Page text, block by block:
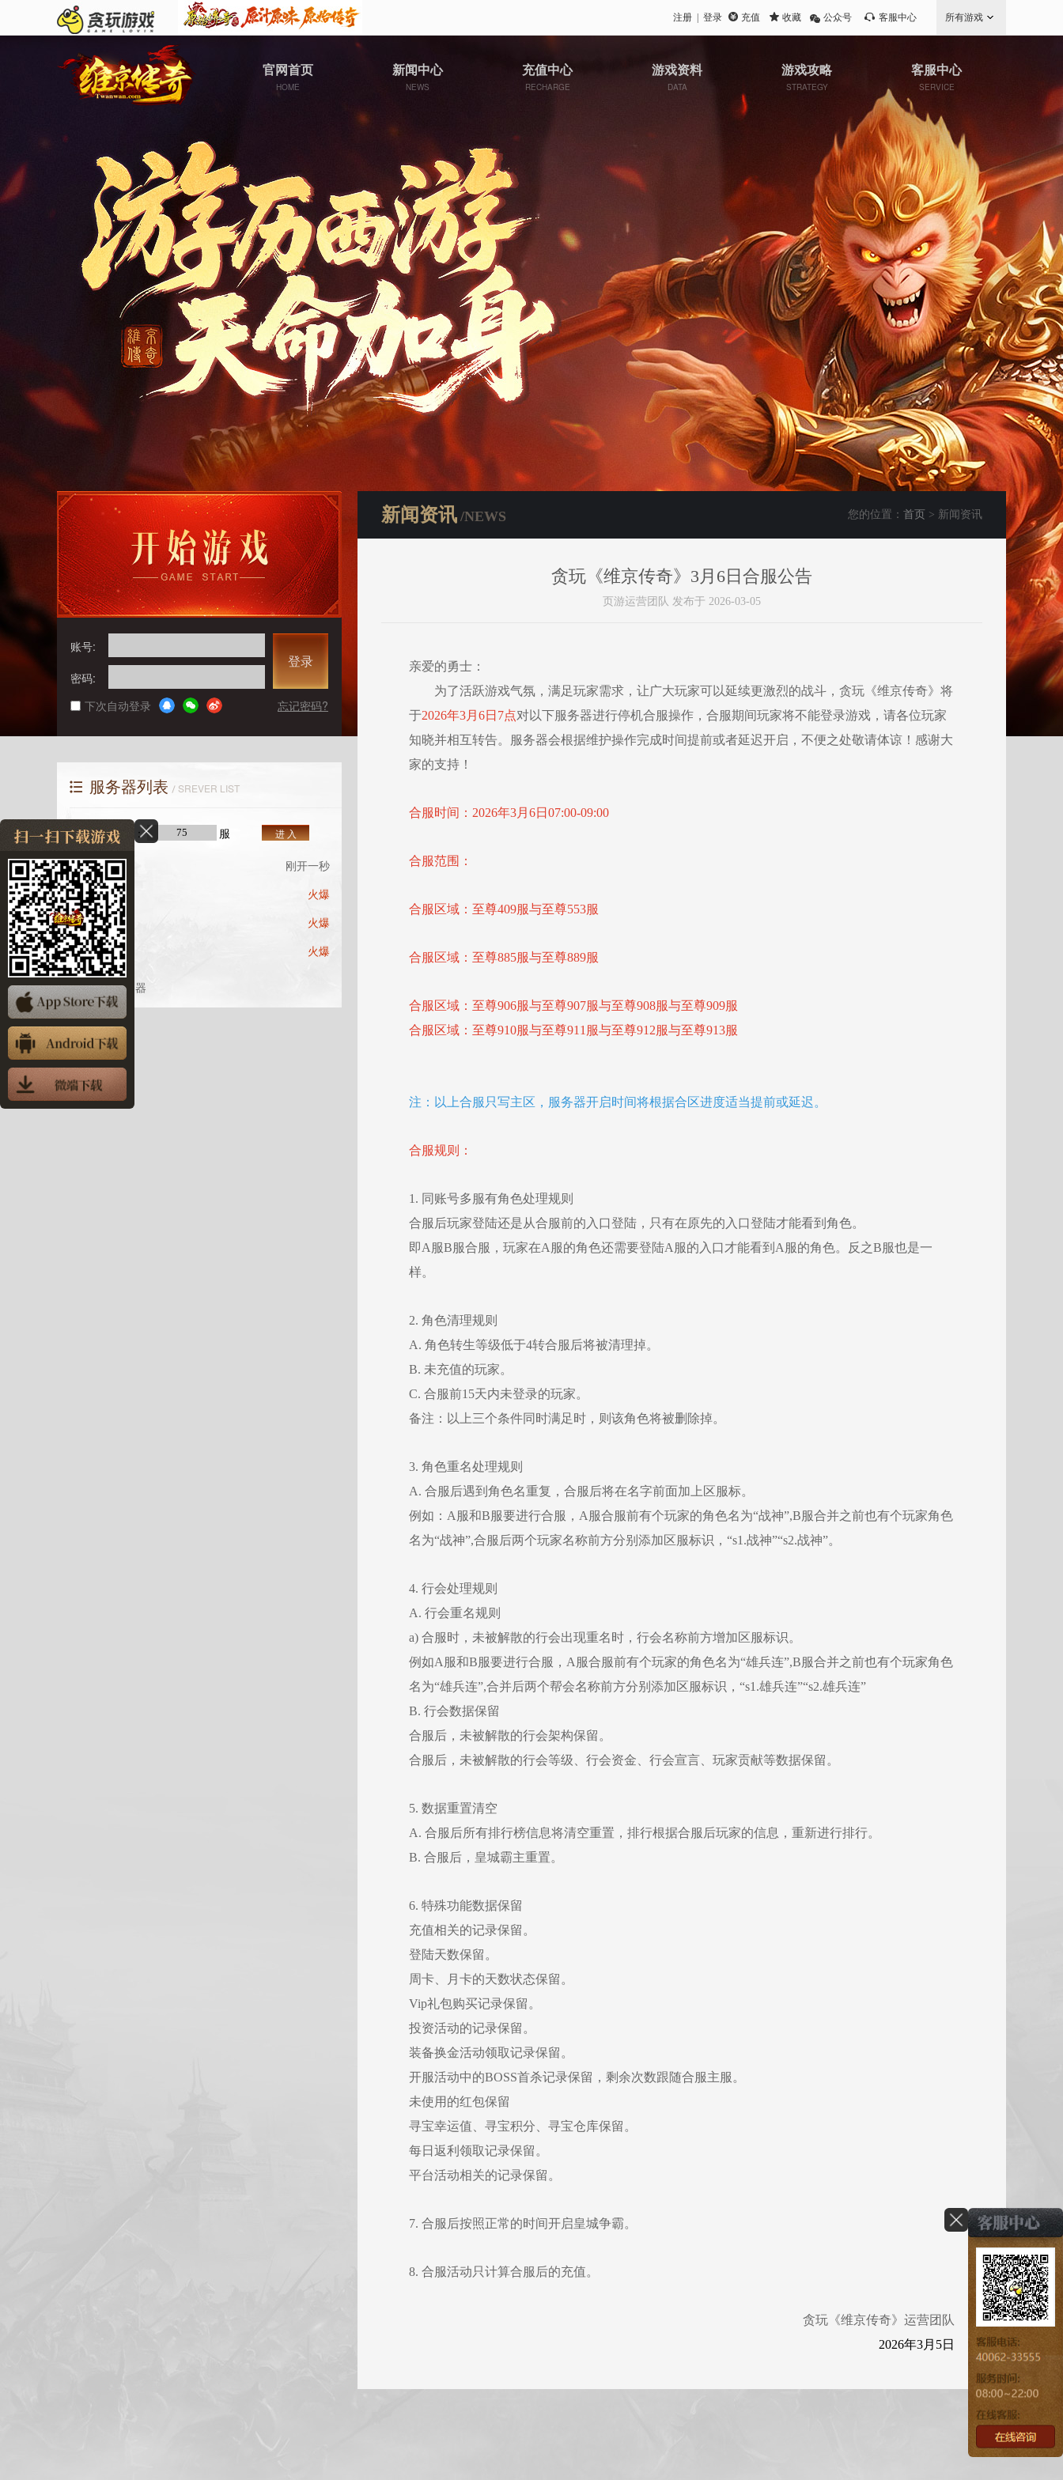
所有游戏
充值 收藏 公众号 客服中心
登录
注册
官网首页
HOME
新闻中心
NEWS
充值中心
RECHARGE
游戏资料
DATA
游戏攻略
STRATEGY
客服中心
SERVICE
账号:
密码:
登录
下次自动登录 忘记密码?
服务器列表 SREVER LIST
快速进入： 服 进 入
剑神75服 刚开一秒
剑神74服 火爆
剑神73服 火爆
剑神72服 火爆
查看更多服务器
新闻资讯 /NEWS 您的位置： 首页 > 新闻资讯
贪玩《维京传奇》3月6日合服公告
页游运营团队 发布于 2026-03-05
亲爱的勇士：
为了活跃游戏气氛，满足玩家需求，让广大玩家可以延续更激烈的战斗，贪玩《维京传奇》将
于2026年3月6日7点对以下服务器进行停机合服操作，合服期间玩家将不能登录游戏，请各位玩家
知晓并相互转告。服务器会根据维护操作完成时间提前或者延迟开启，不便之处敬请体谅！感谢大
家的支持！
合服时间：2026年3月6日07:00-09:00
合服范围：
合服区域：至尊409服与至尊553服
合服区域：至尊885服与至尊889服
合服区域：至尊906服与至尊907服与至尊908服与至尊909服
合服区域：至尊910服与至尊911服与至尊912服与至尊913服
注：以上合服只写主区，服务器开启时间将根据合区进度适当提前或延迟。
合服规则：
1. 同账号多服有角色处理规则
合服后玩家登陆还是从合服前的入口登陆，只有在原先的入口登陆才能看到角色。
即A服B服合服，玩家在A服的角色还需要登陆A服的入口才能看到A服的角色。反之B服也是一
样。
2. 角色清理规则
A. 角色转生等级低于4转合服后将被清理掉。
B. 未充值的玩家。
C. 合服前15天内未登录的玩家。
备注：以上三个条件同时满足时，则该角色将被删除掉。
3. 角色重名处理规则
A. 合服后遇到角色名重复，合服后将在名字前面加上区服标。
例如：A服和B服要进行合服，A服合服前有个玩家的角色名为“战神”,B服合并之前也有个玩家角色
名为“战神”,合服后两个玩家名称前方分别添加区服标识，“s1.战神”“s2.战神”。
4. 行会处理规则
A. 行会重名规则
a) 合服时，未被解散的行会出现重名时，行会名称前方增加区服标识。
例如A服和B服要进行合服，A服合服前有个玩家的角色名为“雄兵连”,B服合并之前也有个玩家角色
名为“雄兵连”,合并后两个帮会名称前方分别添加区服标识，“s1.雄兵连”“s2.雄兵连”
B. 行会数据保留
合服后，未被解散的行会架构保留。
合服后，未被解散的行会等级、行会资金、行会宣言、玩家贡献等数据保留。
5. 数据重置清空
A. 合服后所有排行榜信息将清空重置，排行根据合服后玩家的信息，重新进行排行。
B. 合服后，皇城霸主重置。
6. 特殊功能数据保留
充值相关的记录保留。
登陆天数保留。
周卡、月卡的天数状态保留。
Vip礼包购买记录保留。
投资活动的记录保留。
装备换金活动领取记录保留。
开服活动中的BOSS首杀记录保留，剩余次数跟随合服主服。
未使用的红包保留
寻宝幸运值、寻宝积分、寻宝仓库保留。
每日返利领取记录保留。
平台活动相关的记录保留。
7. 合服后按照正常的时间开启皇城争霸。
8. 合服活动只计算合服后的充值。
贪玩《维京传奇》运营团队
2026年3月5日